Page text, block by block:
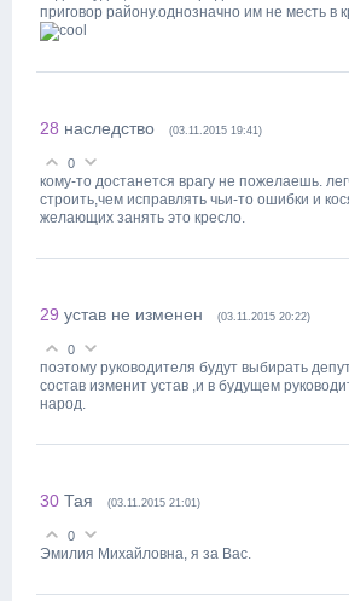
приговор району.однозначно им не месть в
28 наследство (03.11.2015 19:41)
0
кому-то достанется врагу не пожелаешь.
строить,чем исправлять чьи-то ошибки и
желающих занять это кресло.
29 устав не изменен (03.11.2015 20:22)
0
поэтому руководителя будут выбирать
состав изменит устав ,и в будущем
народ.
30 Тая (03.11.2015 21:01)
0
Эмилия Михайловна, я за Вас.